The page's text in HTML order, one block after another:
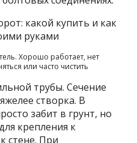
Хорошо работает, нет
или часто чистить
трубы. Сечение
створка. В
забит в грунт, но
крепления к
стене. При